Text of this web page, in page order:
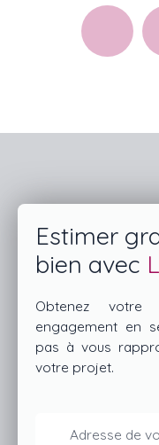
Estimer
bien avec
Obtenez
engagement en
pas à vous
votre projet.
Adresse de